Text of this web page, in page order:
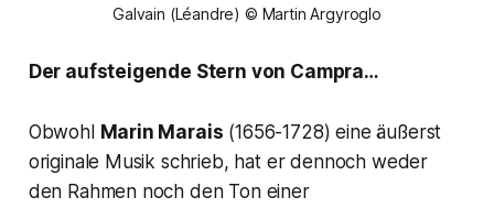
Galvain (Léandre) © Martin Argyroglo
Der aufsteigende Stern von Campra…
Obwohl Marin Marais (1656-1728) eine äußerst
originale Musik schrieb, hat er dennoch weder
den Rahmen noch den Ton einer